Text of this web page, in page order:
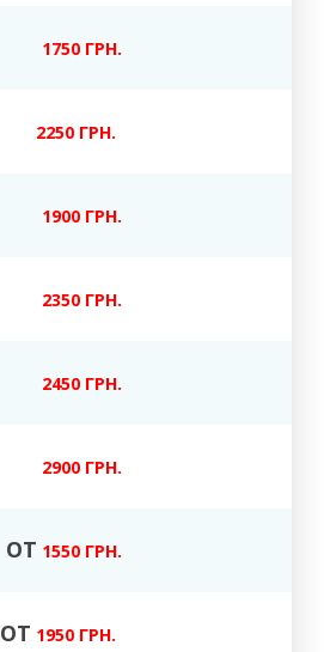
1750 ГРН.
2250 ГРН.
1900 ГРН.
2350 ГРН.
2450 ГРН.
2900 ГРН.
ОТ 1550 ГРН.
ОТ 1950 ГРН.